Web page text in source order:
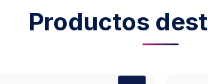
Productos